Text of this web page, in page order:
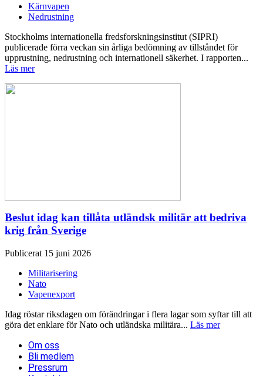
Kärnvapen
Nedrustning
Stockholms internationella fredsforskningsinstitut (SIPRI)
publicerade förra veckan sin årliga bedömning av tillståndet för
upprustning, nedrustning och internationell säkerhet. I rapporten...
Läs mer
Beslut idag kan tillåta utländsk militär att bedriva
krig från Sverige
Publicerat 15 juni 2026
Militarisering
Nato
Vapenexport
Idag röstar riksdagen om förändringar i flera lagar som syftar till att
göra det enklare för Nato och utländska militära... Läs mer
Om oss
Bli medlem
Pressrum